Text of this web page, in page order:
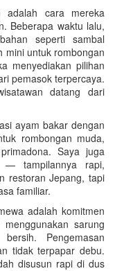
adalah cara mereka
Beberapa waktu lalu,
seperti sambal
mini untuk rombongan
menyediakan pilihan
pemasok terpercaya.
datang dari
ayam bakar dengan
rombongan muda,
Saya juga
— tampilannya rapi,
restoran Jepang, tapi
familiar.
adalah komitmen
sarung
Pengemasan
tidak terpapar debu.
disusun rapi di dus